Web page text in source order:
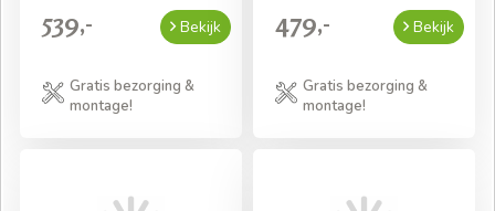
539,- Bekijk
Gratis bezorging &
montage!
479,- Bekijk
Gratis bezorging &
montage!